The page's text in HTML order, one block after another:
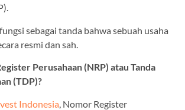
sebagai tanda bahwa sebuah usaha
resmi dan sah.
Perusahaan (NRP) atau Tanda
(TDP)?
Indonesia , Nomor Register